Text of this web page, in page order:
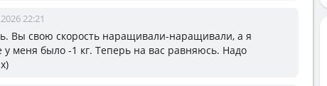
22:21
Вы свою скорость наращивали-наращивали, а я
меня было -1 кг. Теперь на вас равняюсь. Надо